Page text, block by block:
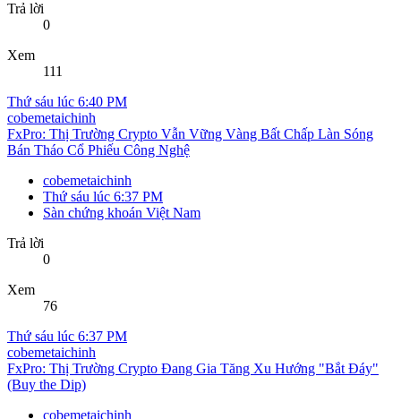
Trả lời
0
Xem
111
Thứ sáu lúc 6:40 PM
cobemetaichinh
FxPro: Thị Trường Crypto Vẫn Vững Vàng Bất Chấp Làn Sóng
Bán Tháo Cổ Phiếu Công Nghệ
cobemetaichinh
Thứ sáu lúc 6:37 PM
Sàn chứng khoán Việt Nam
Trả lời
0
Xem
76
Thứ sáu lúc 6:37 PM
cobemetaichinh
FxPro: Thị Trường Crypto Đang Gia Tăng Xu Hướng "Bắt Đáy"
(Buy the Dip)
cobemetaichinh